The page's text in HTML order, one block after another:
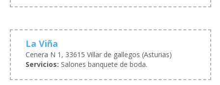
La Viña
Cenera N 1, 33615 Villar de gallegos (Asturias)
Servicios: Salones banquete de boda.